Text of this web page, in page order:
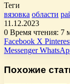
Теги
вязовка области
11.12.2023
0 Время чтения: 7
Facebook X
Messenger
Похожие